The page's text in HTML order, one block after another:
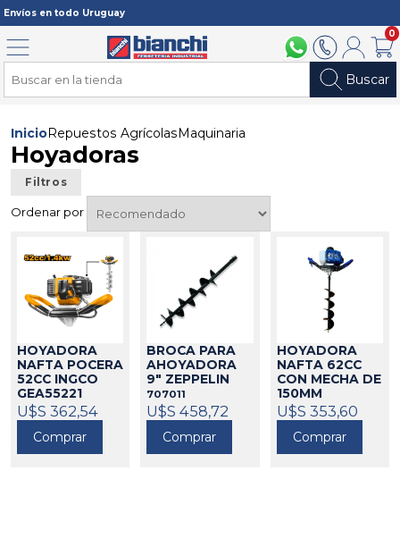
Envíos en todo Uruguay
094 211 1122902 2902Mi cuenta
0
Buscar
Menú
InicioRepuestos Agrícolas Maquinaria
Hoyadoras
Filtros
Ordenar por
HOYADORA
NAFTA POCERA
52CC INGCO
GEA55221
191008
U$S 362,54
Comprar
BROCA PARA
AHOYADORA
9" ZEPPELIN
707011
U$S 458,72
Comprar
HOYADORA
NAFTA 62CC
CON MECHA DE
150MM
HYUNDAI191025
U$S 353,60
Comprar